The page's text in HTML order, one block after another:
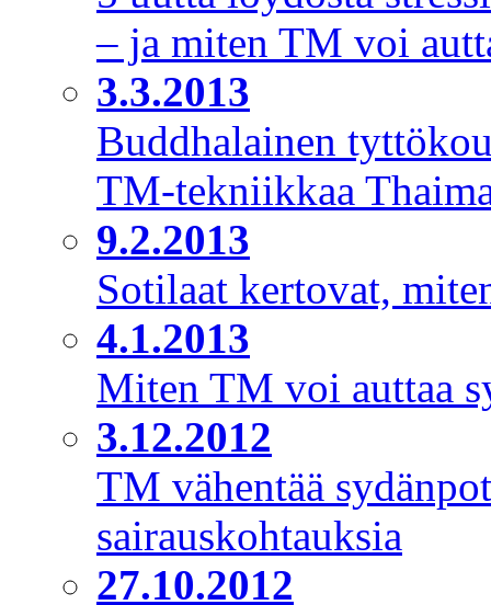
– ja miten TM voi
3.3.2013
Buddhalainen
TM-tekniikkaa
9.2.2013
Sotilaat kertovat,
4.1.2013
Miten TM voi auttaa
3.12.2012
TM vähentää
sairauskohtauksia
27.10.2012